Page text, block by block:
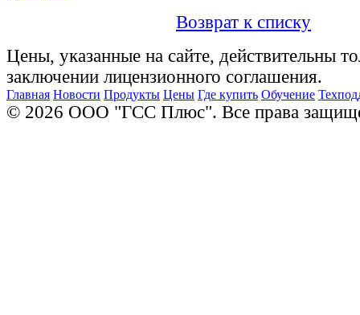
Возврат к списку
Цены, указанные на сайте, действительны
заключении лицензионного соглашения.
Главная Новости Продукты Цены Где купить Обучение
© 2026 ООО "ГСС Плюс". Все права